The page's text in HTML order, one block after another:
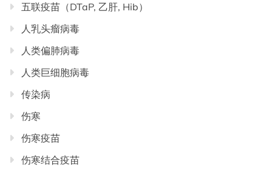
五联疫苗（DTaP, 乙肝, Hib）
人乳头瘤病毒
人类偏肺病毒
人类巨细胞病毒
传染病
伤寒
伤寒疫苗
伤寒结合疫苗